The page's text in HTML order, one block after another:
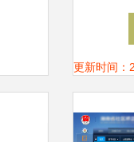
更新时间：